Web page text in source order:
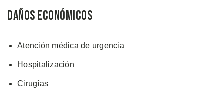
Daños Económicos
Atención médica de urgencia
Hospitalización
Cirugías